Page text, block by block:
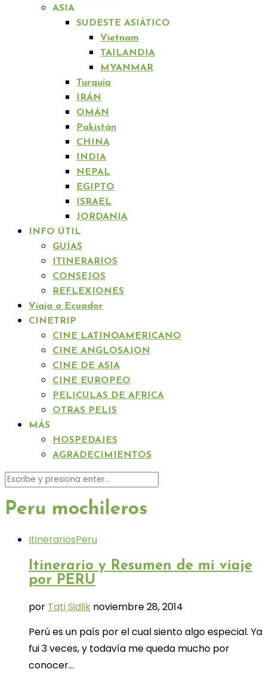
ASIA
SUDESTE ASIÁTICO
Vietnam
TAILANDIA
MYANMAR
Turquía
IRÁN
OMÁN
Pakistán
CHINA
INDIA
NEPAL
EGIPTO
ISRAEL
JORDANIA
INFO ÚTIL
GUÍAS
ITINERARIOS
CONSEJOS
REFLEXIONES
Viaja a Ecuador
CINETRIP
CINE LATINOAMERICANO
CINE ANGLOSAJON
CINE DE ASIA
CINE EUROPEO
PELICULAS DE AFRICA
OTRAS PELIS
MÁS
HOSPEDAJES
AGRADECIMIENTOS
Peru mochileros
ItinerariosPeru
Itinerario y Resumen de mi viaje
por PERU
por Tati Sidlik noviembre 28, 2014
Perú es un país por el cual siento algo especial. Ya
fui 3 veces, y todavía me queda mucho por
conocer…